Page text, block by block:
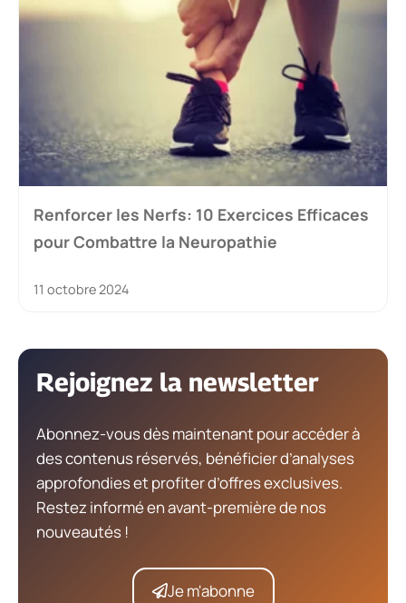
Renforcer les Nerfs: 10 Exercices Efficaces
pour Combattre la Neuropathie
11 octobre 2024
Rejoignez la newsletter
Abonnez-vous dès maintenant pour accéder à
des contenus réservés, bénéficier d’analyses
approfondies et profiter d’offres exclusives.
Restez informé en avant-première de nos
nouveautés !
Je m'abonne